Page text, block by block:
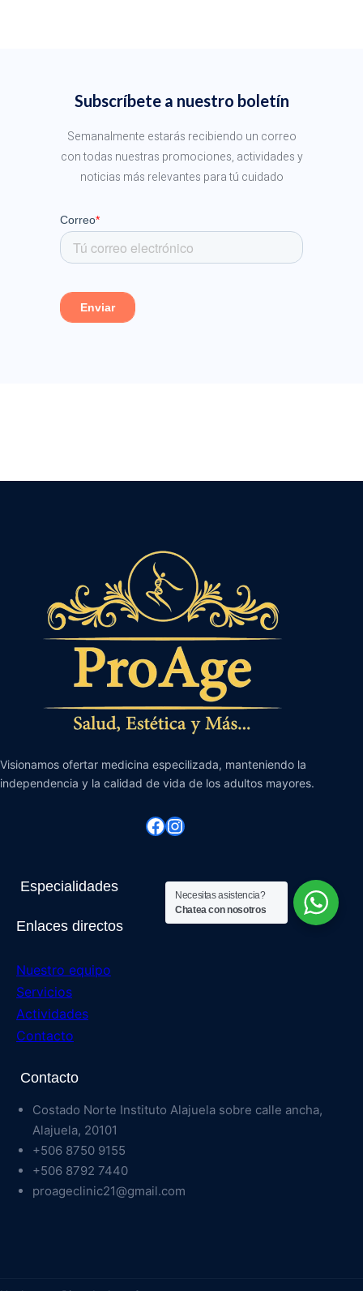
Subscríbete a nuestro boletín
Semanalmente estarás recibiendo un correo
con todas nuestras promociones, actividades y
noticias más relevantes para tú cuidado
Visionamos ofertar medicina especilizada, manteniendo la
independencia y la calidad de vida de los adultos mayores.
Facebook Instagram
Especialidades
Enlaces directos
Nuestro equipo
Servicios
Actividades
Contacto
Contacto
Costado Norte Instituto Alajuela sobre calle ancha,
Alajuela, 20101
+506 8750 9155
+506 8792 7440
proageclinic21@gmail.com
Necesitas asistencia?
Chatea con nosotros